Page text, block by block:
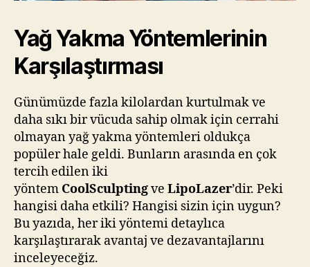
Yağ Yakma Yöntemlerinin
Karşılaştırması
Günümüzde fazla kilolardan kurtulmak ve
daha sıkı bir vücuda sahip olmak için cerrahi
olmayan yağ yakma yöntemleri oldukça
popüler hale geldi. Bunların arasında en çok
tercih edilen iki
yöntem CoolSculptingve LipoLazer’dir. Peki
hangisi daha etkili? Hangisi sizin için uygun?
Bu yazıda, her iki yöntemi detaylıca
karşılaştırarak avantaj ve dezavantajlarını
inceleyeceğiz.